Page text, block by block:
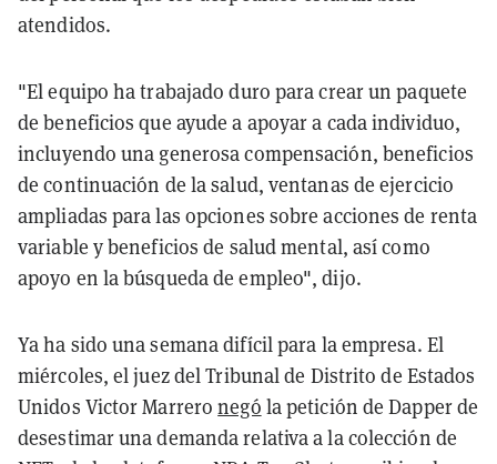
atendidos.
"El equipo ha trabajado duro para crear un paquete
de beneficios que ayude a apoyar a cada individuo,
incluyendo una generosa compensación, beneficios
de continuación de la salud, ventanas de ejercicio
ampliadas para las opciones sobre acciones de renta
variable y beneficios de salud mental, así como
apoyo en la búsqueda de empleo", dijo.
Ya ha sido una semana difícil para la empresa. El
miércoles, el juez del Tribunal de Distrito de Estados
Unidos Victor Marreronegó la petición de Dapper de
desestimar una demanda relativa a la colección de